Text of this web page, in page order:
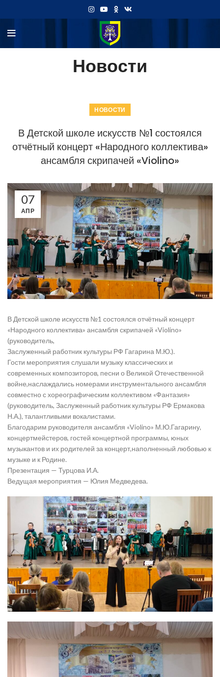
Новости
НОВОСТИ
В Детской школе искусств №1 состоялся
отчётный концерт «Народного коллектива»
ансамбля скрипачей «Violino»
07
АПР
В Детской школе искусств №1 состоялся отчётный концерт
«Народного коллектива» ансамбля скрипачей «Violino»
(руководитель,
Заслуженный работник культуры РФ Гагарина М.Ю.).
Гости мероприятия слушали музыку классических и
современных композиторов, песни о Великой Отечественной
войне,наслаждались номерами инструментального ансамбля
совместно с хореографическим коллективом «Фантазия»
(руководитель, Заслуженный работник культуры РФ Ермакова
Н.А.), талантливыми вокалистами.
Благодарим руководителя ансамбля «Violino» М.Ю.Гагарину,
концертмейстеров, гостей концертной программы, юных
музыкантов и их родителей за концерт,наполненный любовью к
музыке и к Родине.
Презентация — Турцова И.А.
Ведущая мероприятия — Юлия Медведева.